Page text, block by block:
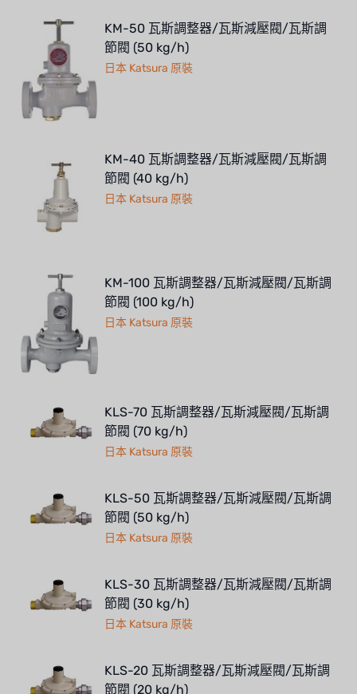
KM-50 瓦斯調整器/瓦斯減壓閥/瓦斯調
節閥 (50 kg/h)
日本 Katsura 原裝
KM-40 瓦斯調整器/瓦斯減壓閥/瓦斯調
節閥 (40 kg/h)
日本 Katsura 原裝
KM-100 瓦斯調整器/瓦斯減壓閥/瓦斯調
節閥 (100 kg/h)
日本 Katsura 原裝
KLS-70 瓦斯調整器/瓦斯減壓閥/瓦斯調
節閥 (70 kg/h)
日本 Katsura 原裝
KLS-50 瓦斯調整器/瓦斯減壓閥/瓦斯調
節閥 (50 kg/h)
日本 Katsura 原裝
KLS-30 瓦斯調整器/瓦斯減壓閥/瓦斯調
節閥 (30 kg/h)
日本 Katsura 原裝
KLS-20 瓦斯調整器/瓦斯減壓閥/瓦斯調
節閥 (20 kg/h)